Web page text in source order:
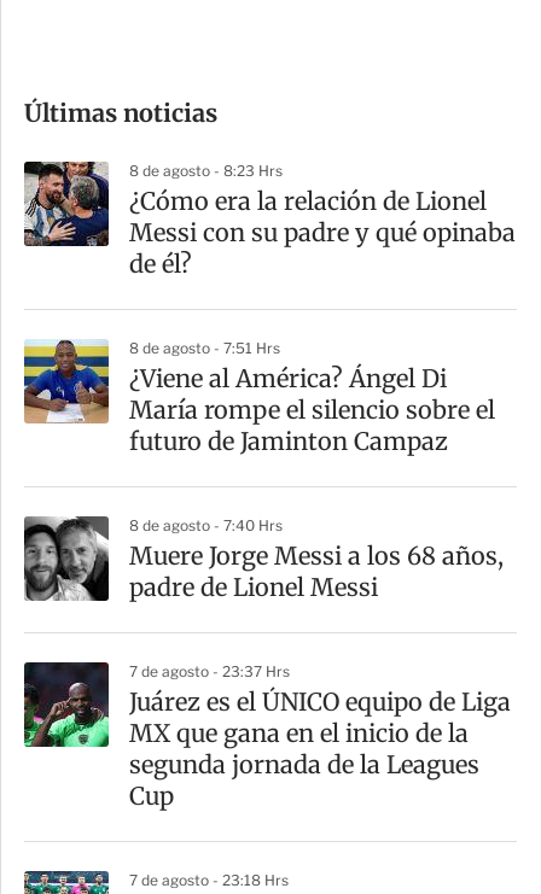
m
a
r
t
Últimas noticias
8 de agosto - 8:23 Hrs
¿Cómo era la relación de Lionel
Messi con su padre y qué opinaba
de él?
8 de agosto - 7:51 Hrs
¿Viene al América? Ángel Di
María rompe el silencio sobre el
futuro de Jaminton Campaz
8 de agosto - 7:40 Hrs
Muere Jorge Messi a los 68 años,
padre de Lionel Messi
7 de agosto - 23:37 Hrs
Juárez es el ÚNICO equipo de Liga
MX que gana en el inicio de la
segunda jornada de la Leagues
Cup
7 de agosto - 23:18 Hrs